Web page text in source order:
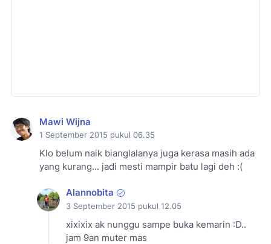
Mawi Wijna
1 September 2015 pukul 06.35
Klo belum naik bianglalanya juga kerasa masih ada
yang kurang... jadi mesti mampir batu lagi deh :(
Alannobita
3 September 2015 pukul 12.05
xixixix ak nunggu sampe buka kemarin :D..
jam 9an muter mas